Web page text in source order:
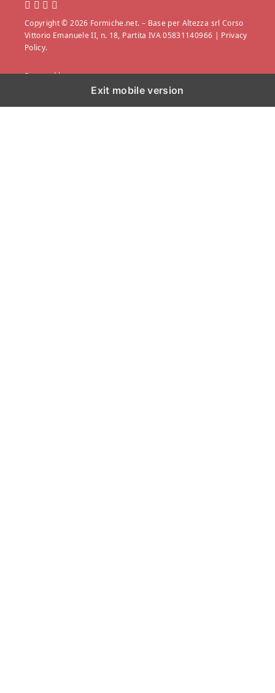
Copyright © 2026 Formiche.net. – Base per Altezza srl Corso
Vittorio Emanuele II, n. 18, Partita IVA 05831140966 | Privacy
Policy.
Powered by
Exit mobile version